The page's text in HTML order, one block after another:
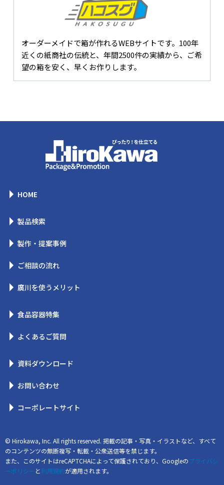
オーダーメイドで箱が作れるWEBサイトです。100年
近くの紙商社の伝統と、年間2500件の実績から、ご希
望の箱を安く、早くお作りします。
HOME
製品検索
製作・提案事例
ご相談の流れ
廣川を使うメリット
食品容器特集
よくあるご質問
資料ダウンロード
お問い合わせ
コーポレートサイト
© Hirokawa, Inc. All rights reserved. 掲載の記事・写真・イラストなど、すべて
のコンテンツの無断複写・転載・公衆送信等を禁じます。
また、このサイトはreCAPTCHAによって保護されており、Googleのプライバシ
ーポリシー と利用規約が適用されます。